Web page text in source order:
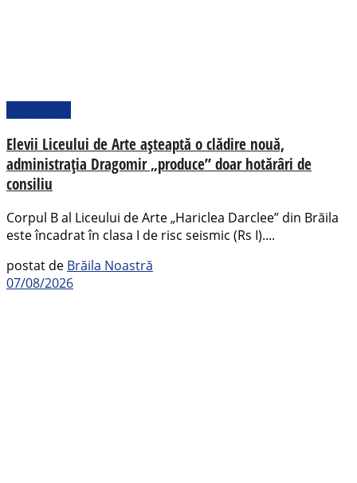
Elevii Liceului de Arte așteaptă o clădire nouă,
administrația Dragomir „produce” doar hotărâri de
consiliu
Corpul B al Liceului de Arte „Hariclea Darclee” din Brăila
este încadrat în clasa I de risc seismic (Rs I)....
postat de Brăila Noastră
07/08/2026